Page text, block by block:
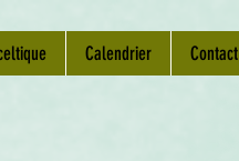
Calendrier Contact